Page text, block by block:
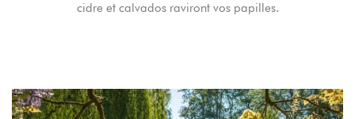
cidre et calvados raviront vos papilles.